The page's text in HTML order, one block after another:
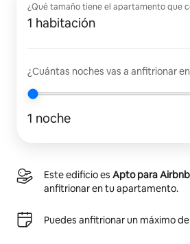
¿Qué tamaño tiene el apartamento que
1 habitación
¿Cuántas noches vas a anfitrionar
1 noche
Este edificio es Apto para Airbnb
anfitrionar en tu apartamento.
Puedes anfitrionar un máximo de